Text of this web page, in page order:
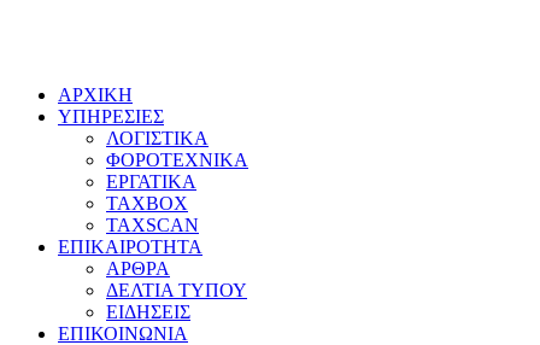
ΑΡΧΙΚΗ
ΥΠΗΡΕΣΙΕΣ
ΛΟΓΙΣΤΙΚΑ
ΦΟΡΟΤΕΧΝΙΚΑ
ΕΡΓΑΤΙΚΑ
TAXBOX
TAXSCAN
ΕΠΙΚΑΙΡΟΤΗΤΑ
ΑΡΘΡΑ
ΔΕΛΤΙΑ ΤΥΠΟΥ
ΕΙΔΗΣΕΙΣ
ΕΠΙΚΟΙΝΩΝΙΑ